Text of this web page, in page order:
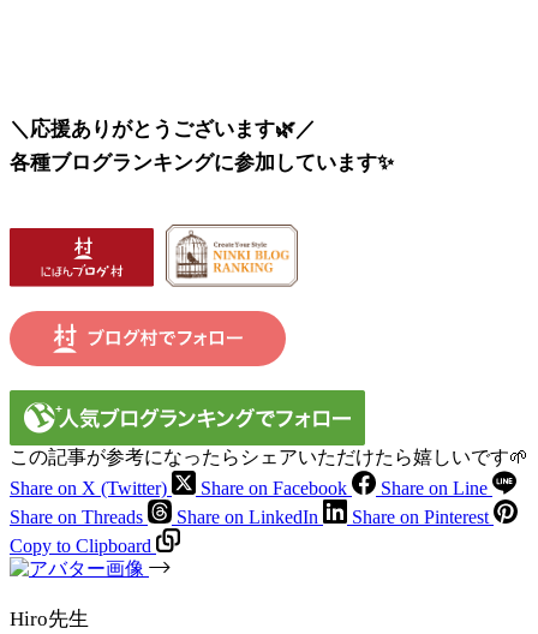
＼応援ありがとうございます🌿／
各種ブログランキングに参加しています✨
この記事が参考になったらシェアいただけたら嬉しいです🌱
Share on X (Twitter)
Share on Facebook
Share on Line
Share on Threads
Share on LinkedIn
Share on Pinterest
Copy to Clipboard
Hiro先生